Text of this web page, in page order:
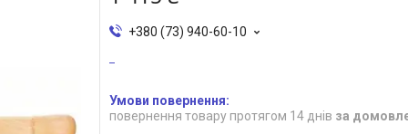
+380 (73) 940-60-10
повернення товару протягом 14 днів за